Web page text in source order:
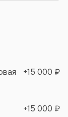
+15 000 ₽
+15 000 ₽